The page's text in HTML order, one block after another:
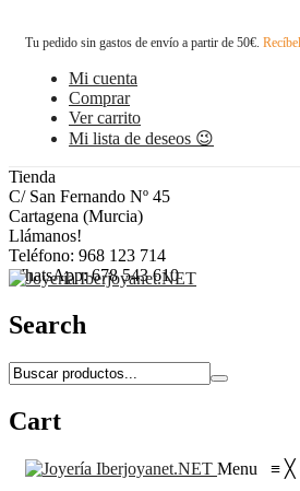
Tu pedido sin gastos de envío a partir de 50€.
Mi cuenta
Comprar
Ver carrito
Mi lista de deseos 😉
Tienda
C/ San Fernando Nº 45
Cartagena (Murcia)
Llámanos!
Teléfono: 968 123 714
WhatsApp: 678 543 610
Search
Cart
Menu ≡ ╳